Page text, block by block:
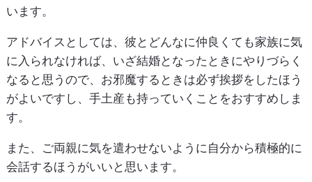
います。
アドバイスとしては、彼とどんなに仲良くても家族に気
に入られなければ、いざ結婚となったときにやりづらく
なると思うので、お邪魔するときは必ず挨拶をしたほう
がよいですし、手土産も持っていくことをおすすめしま
す。
また、ご両親に気を遣わせないように自分から積極的に
会話するほうがいいと思います。